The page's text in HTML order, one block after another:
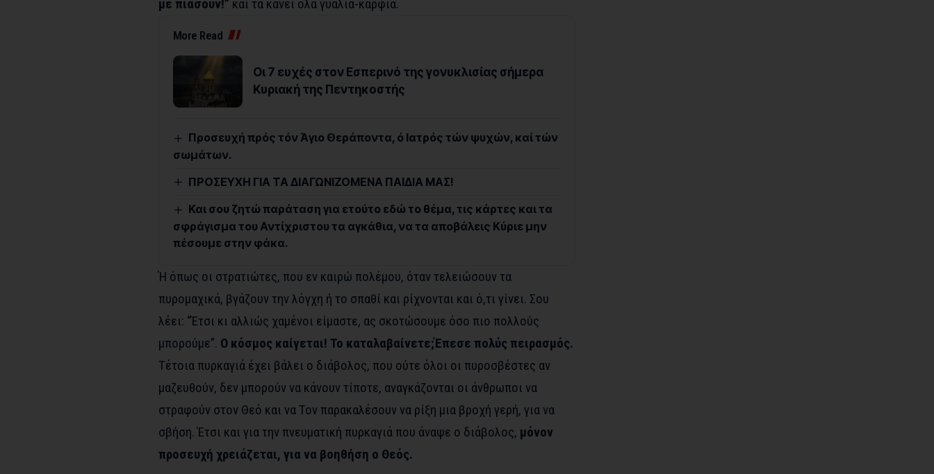
με πιάσουν!” και τα κάνει όλα γυαλιά-καρφιά.
More Read
Οι 7 ευχές στον Εσπερινό της γονυκλισίας σήμερα
Κυριακή της Πεντηκοστής
Προσευχή πρός τόν Άγιο Θεράποντα, ό Ιατρός τών ψυχών, καί τών
σωμάτων.
ΠΡΟΣΕΥΧΗ ΓΙΑ ΤΑ ΔΙΑΓΩΝΙΖΟΜΕΝΑ ΠΑΙΔΙΑ ΜΑΣ!
Και σου ζητώ παράταση για ετούτο εδώ το θέμα, τις κάρτες και τα
σφράγισμα του Αντίχριστου τα αγκάθια, να τα αποβάλεις Κύριε μην
πέσουμε στην φάκα.
Ή όπως οι στρατιώτες, που εν καιρώ πολέμου, όταν τελειώσουν τα
πυρομαχικά, βγάζουν την λόγχη ή το σπαθί και ρίχνονται και ό,τι γίνει. Σου
λέει: “Έτσι κι αλλιώς χαμένοι είμαστε, ας σκοτώσουμε όσο πιο πολλούς
μπορούμε”. Ο κόσμος καίγεται! Το καταλαβαίνετε;Έπεσε πολύς πειρασμός.
Τέτοια πυρκαγιά έχει βάλει ο διάβολος, που ούτε όλοι οι πυροσβέστες αν
μαζευθούν, δεν μπορούν να κάνουν τίποτε, αναγκάζονται οι άνθρωποι να
στραφούν στον Θεό και να Τον παρακαλέσουν να ρίξη μια βροχή γερή, για να
σβήση. Έτσι και για την πνευματική πυρκαγιά που άναψε ο διάβολος, μόνον
προσευχή χρειάζεται, για να βοηθήση ο Θεός.